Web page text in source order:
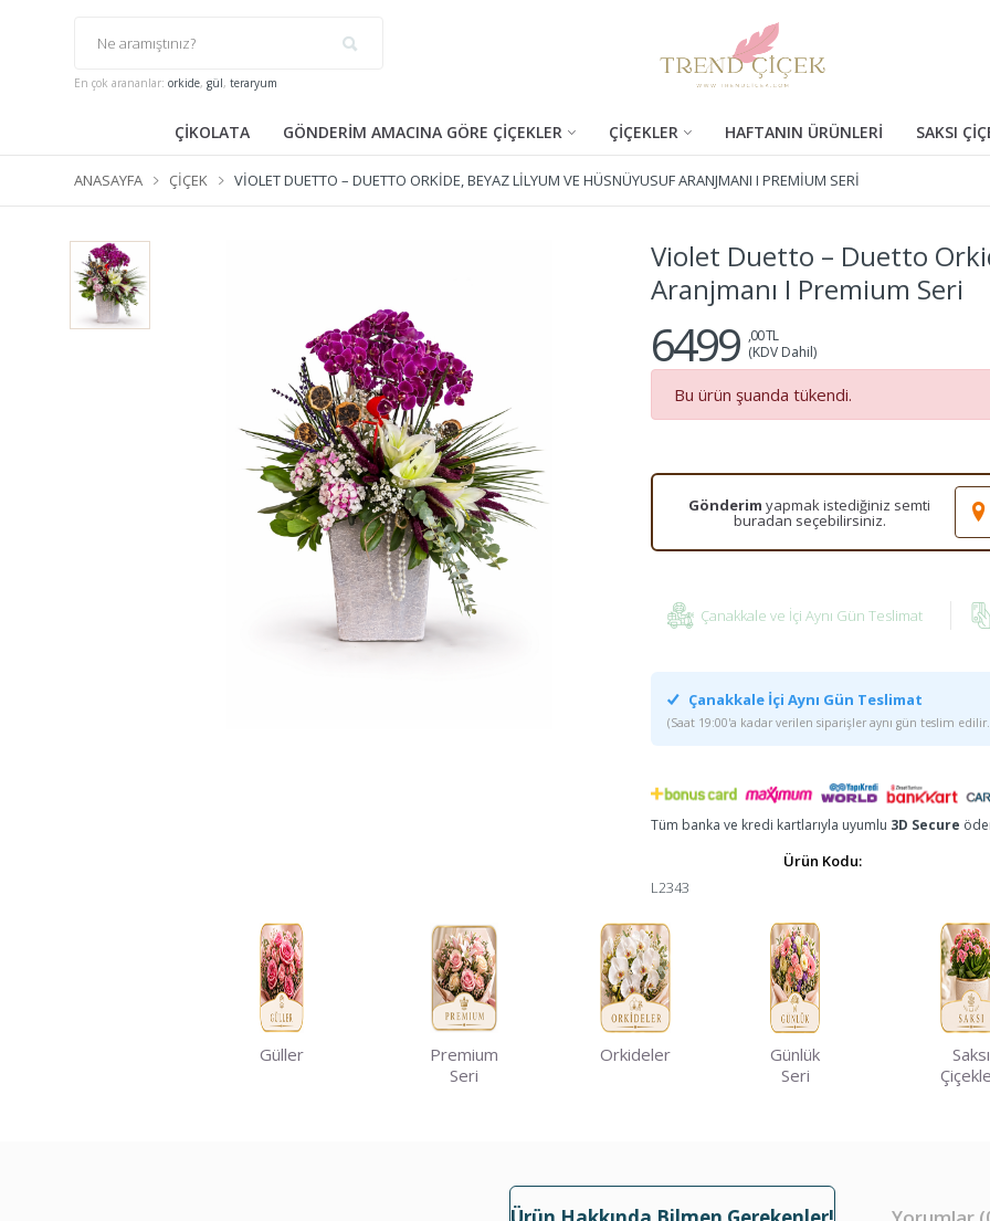
En çok arananlar: orkide, gül, teraryum
ÇİKOLATA GÖNDERİM AMACINA GÖRE ÇİÇEKLER ÇİÇEKLER HAFTANIN ÜRÜNLERİ SAKSI
ANASAYFA ÇIÇEK VIOLET DUETTO – DUETTO ORKIDE, BEYAZ LILYUM VE HÜSNÜYUSUF ARANJMANI I PREMIUM SERI
Violet Duetto – Duetto
Aranjmanı I Premium Seri
6499 ,00 TL
(KDV Dahil)
Bu ürün şuanda tükendi.
Gönderim yapmak istediğiniz semti
buradan seçebilirsiniz.
Çanakkale ve İçi Aynı Gün Teslimat
Çanakkale İçi Aynı Gün Teslimat
(Saat 19:00'a kadar verilen siparişler aynı gün teslim
Tüm banka ve kredi kartlarıyla uyumlu 3D Secure
Ürün Kodu:
L2343
Güller
Premium
Seri
Orkideler
Günlük
Seri
Saksı